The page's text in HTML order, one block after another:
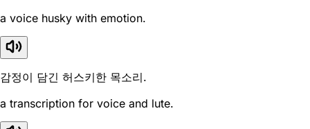
a voice husky with emotion.
감정이 담긴 허스키한 목소리.
a transcription for voice and lute.